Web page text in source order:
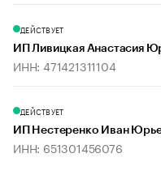
ДЕЙСТВУЕТ
ИП Ливицкая Анастасия
ИНН: 471421311104
ДЕЙСТВУЕТ
ИП Нестеренко Иван
ИНН: 651301456076